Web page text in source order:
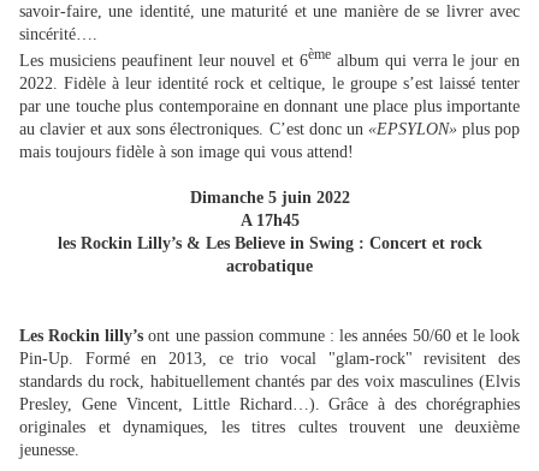
savoir-faire, une identité, une maturité et une manière de se livrer avec
sincérité….
Les musiciens peaufinent leur nouvel et 6ème album qui verra le jour en
2022. Fidèle à leur identité rock et celtique, le groupe s’est laissé tenter
par une touche plus contemporaine en donnant une place plus importante
au clavier et aux sons électroniques. C’est donc un «EPSYLON»plus pop
mais toujours fidèle à son image qui vous attend!
Dimanche 5 juin 2022
A 17h45
les Rockin Lilly’s & Les Believe in Swing : Concert et rock
acrobatique
Les Rockin lilly’sont une passion commune : les années 50/60 et le look
Pin-Up. Formé en 2013, ce trio vocal "glam-rock" revisitent des
standards du rock, habituellement chantés par des voix masculines (Elvis
Presley, Gene Vincent, Little Richard…). Grâce à des chorégraphies
originales et dynamiques, les titres cultes trouvent une deuxième
jeunesse.